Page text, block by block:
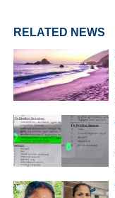
RELATED NEWS